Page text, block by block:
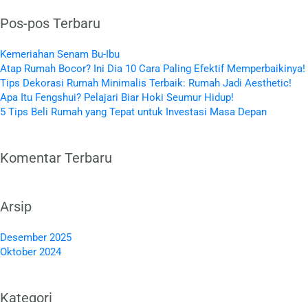
Pos-pos Terbaru
Kemeriahan Senam Bu-Ibu
Atap Rumah Bocor? Ini Dia 10 Cara Paling Efektif Memperbaikinya!
Tips Dekorasi Rumah Minimalis Terbaik: Rumah Jadi Aesthetic!
Apa Itu Fengshui? Pelajari Biar Hoki Seumur Hidup!
5 Tips Beli Rumah yang Tepat untuk Investasi Masa Depan
Komentar Terbaru
Arsip
Desember 2025
Oktober 2024
Kategori